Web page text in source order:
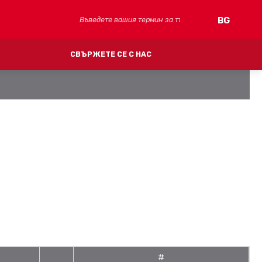
ТърсенеBG
СВЪРЖЕТЕ СЕ С НАС
#